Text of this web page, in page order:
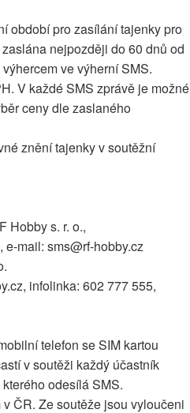
období pro zasílání tajenky pro
nejpozději do 60 dnů od
ve výherní SMS.
V každé SMS zprávě je možné
ceny dle zaslaného
znění tajenky v soutěžní
Hobby s. r. o.,
mail: sms@rf-hobby.cz
infolinka: 602 777 555,
telefon se SIM kartou
v soutěži každý účastník
odesílá SMS.
ČR. Ze soutěže jsou vyloučeni